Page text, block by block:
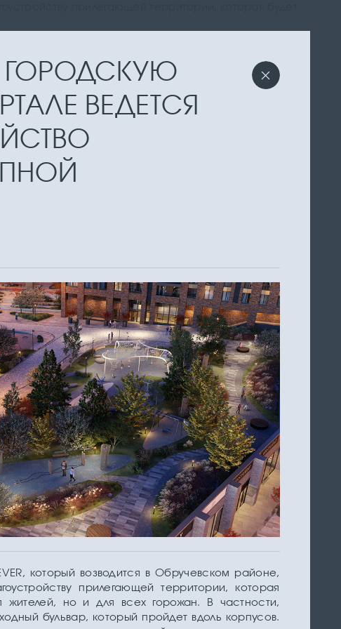
ГОРОДСКУЮ
ВЕДЕТСЯ
который возводится в Обручевском районе,
прилегающей территории, которая
жителей, но и для всех горожан. В частности,
бульвар, который пройдет вдоль корпусов.